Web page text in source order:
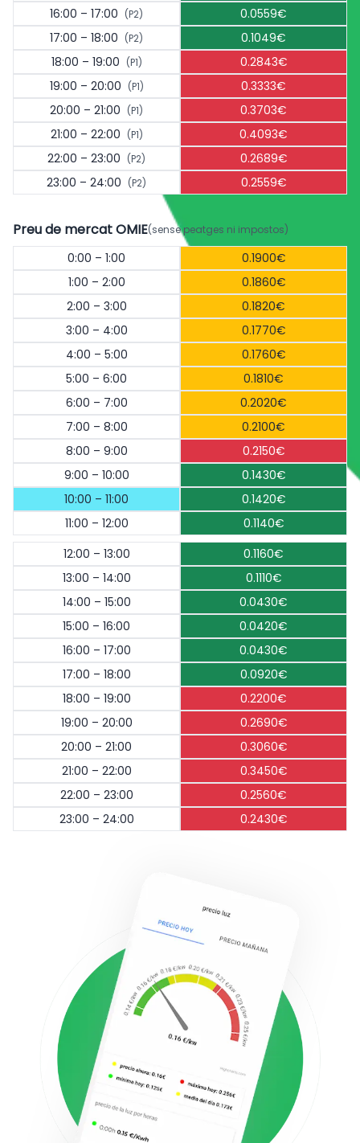
16:00 – 17:00 (P2)
0.0559€
17:00 – 18:00 (P2)
0.1049€
18:00 – 19:00 (P1)
0.2843€
19:00 – 20:00 (P1)
0.3333€
20:00 – 21:00 (P1)
0.3703€
21:00 – 22:00 (P1)
0.4093€
22:00 – 23:00 (P2)
0.2689€
23:00 – 24:00 (P2) 0.2559€
Preu de mercat OMIE(sense peatges ni impostos)
0:00 – 1:00
0.1900€
1:00 – 2:00
0.1860€
2:00 – 3:00
0.1820€
3:00 – 4:00
0.1770€
4:00 – 5:00
0.1760€
5:00 – 6:00
0.1810€
6:00 – 7:00
0.2020€
7:00 – 8:00
0.2100€
8:00 – 9:00
0.2150€
9:00 – 10:00
0.1430€
10:00 – 11:00
0.1420€
11:00 – 12:00
0.1140€
12:00 – 13:00
0.1160€
13:00 – 14:00
0.1110€
14:00 – 15:00
0.0430€
15:00 – 16:00
0.0420€
16:00 – 17:00
0.0430€
17:00 – 18:00
0.0920€
18:00 – 19:00
0.2200€
19:00 – 20:00
0.2690€
20:00 – 21:00
0.3060€
21:00 – 22:00
0.3450€
22:00 – 23:00
0.2560€
23:00 – 24:00
0.2430€